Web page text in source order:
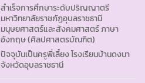
สำเร็จการศึกษาระดับปริญญาตรี
มหาวิทยาลัยราชภัฏอุบลราชธานี
มนุษยศาสตร์และสังคมศาสตร์ ภาษา
อังกฤษ (ศิลปศาสตรบัณฑิต)
ปัจจุบันเป็นครูพี่เลี้ยง โรงเรียนบ้านดงนา
จังหวัดอุบลราชธานี